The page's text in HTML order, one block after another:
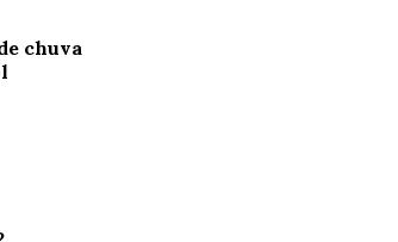
chuva